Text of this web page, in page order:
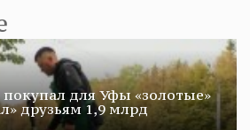
для Уфы «золотые»
друзьям 1,9 млрд